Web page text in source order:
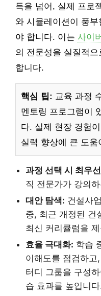
득을 넘어, 실제 프로
와 시뮬레이션이 풍
야 합니다. 이는 사이
의 전문성을 실질적
합니다.
핵심 팁: 교육 과정
멘토링 프로그램이
다. 실제 현장 경험
실력 향상에 큰 도움
과정 선택 시 최우
직 전문가가 강의
대안 탐색: 건설사
중, 최근 개정된 건
최신 커리큘럼을
효율 극대화: 학습
이해도를 점검하
터디 그룹을 구성
습 효과를 높입니